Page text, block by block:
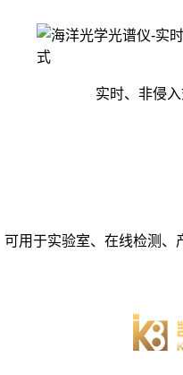
实时、非侵
可用于实验室、在线检测、